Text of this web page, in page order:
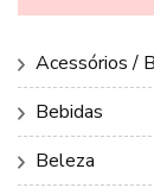
Acessórios /
Bebidas
Beleza